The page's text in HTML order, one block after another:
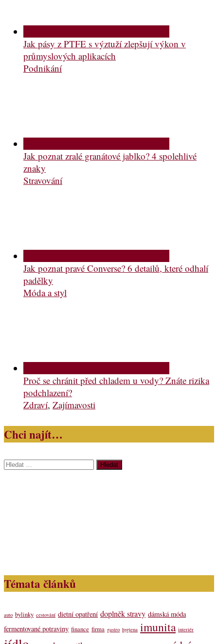
Jak pásy z PTFE s výztuží zlepšují výkon v
průmyslových aplikacích
Podnikání
Jak poznat zralé granátové jablko? 4 spolehlivé
znaky
Stravování
Jak poznat pravé Converse? 6 detailů, které odhalí
padělky
Móda a styl
Proč se chránit před chladem u vody? Znáte rizika
podchlazení?
Zdraví, Zajímavosti
Chci najít…
Vyhledávání
Témata článků
auto bylinky cestování dietní opatření doplněk stravy dámská móda
fermentované potraviny finance firma gastro hygiena imunita interiér